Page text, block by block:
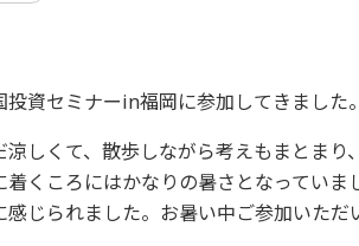
投資セミナーin福岡に参加してきました。
涼しくて、散歩しながら考えもまとま
着くころにはかなりの暑さとなってい
感じられました。お暑い中ご参加いただ